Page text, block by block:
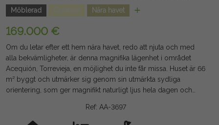
Möblerad
Nära havet
169.000 €
Om du letar efter ett hem nära havet, redo att njuta och med
alla bekvämligheter, är denna magnifika lägenhet i området
Acequión, Torrevieja, en möjlighet du inte får missa. Huset är 66
m² byggt och utmärker sig genom sin utmärkta sydliga
orientering, som ger magnifikt naturligt ljus hela dagen och
fördelning är praktisk och funktionell, med två stora
dubbelrum, ett komplett badrum, en gästtoalett, ett ljust
Ref: AA-3697